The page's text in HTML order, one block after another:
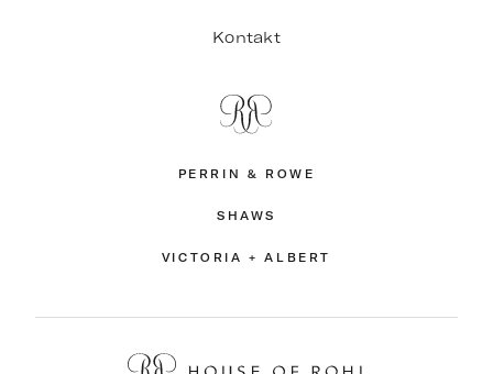
Kontakt
PERRIN & ROWE
SHAWS
VICTORIA + ALBERT